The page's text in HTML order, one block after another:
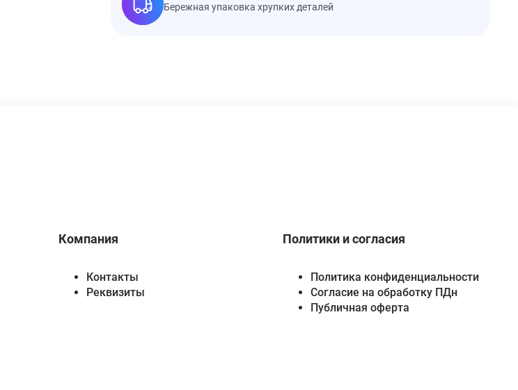
Бережная упаковка хрупких деталей
Компания
Контакты
Реквизиты
Политики и согласия
Политика конфиденциальности
Согласие на обработку ПДн
Публичная оферта